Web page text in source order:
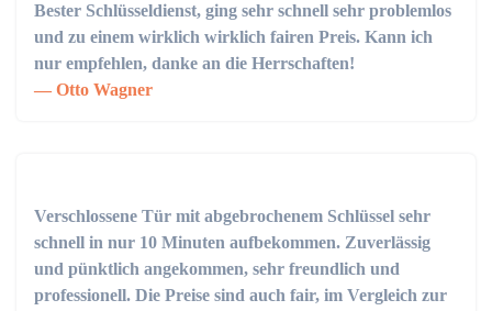
Bester Schlüsseldienst, ging sehr schnell sehr problemlos
und zu einem wirklich wirklich fairen Preis. Kann ich
nur empfehlen, danke an die Herrschaften!
Otto Wagner
Verschlossene Tür mit abgebrochenem Schlüssel sehr
schnell in nur 10 Minuten aufbekommen. Zuverlässig
und pünktlich angekommen, sehr freundlich und
professionell. Die Preise sind auch fair, im Vergleich zur